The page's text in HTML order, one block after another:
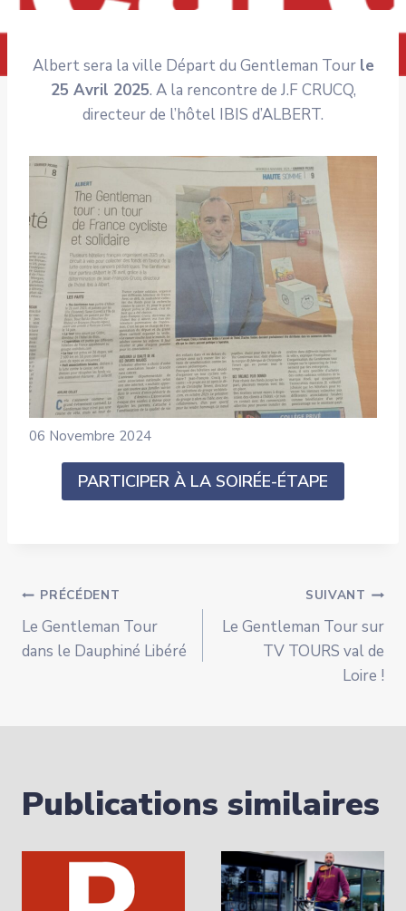
Albert sera la ville Départ du Gentleman Tour le
25 Avril 2025. A la rencontre de J.F CRUCQ,
directeur de l’hôtel IBIS d’ALBERT.
06 Novembre 2024
PARTICIPER À LA SOIRÉE-ÉTAPE
Navigation
de
PRÉCÉDENT
Le Gentleman Tour
dans le Dauphiné Libéré
SUIVANT
Le Gentleman Tour sur
TV TOURS val de
Loire !
Publications similaires